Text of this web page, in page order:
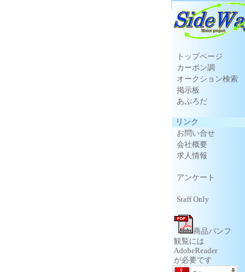
トップページ
カーボン調
オークション検索
掲示板
あぷろだ
リンク
お問い合せ
会社概要
求人情報
アンケート
Staff Only
商品パンフ
観覧には
AdobeReader
が必要です